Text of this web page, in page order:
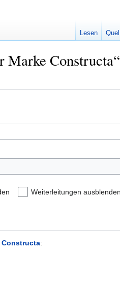
Marke
Weiterleitungen ausblenden
Constructa:
Lesen